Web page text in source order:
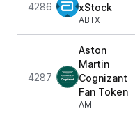
4286
xStock
ABTX
4287
Aston
Martin
Cognizant
Fan Token
AM